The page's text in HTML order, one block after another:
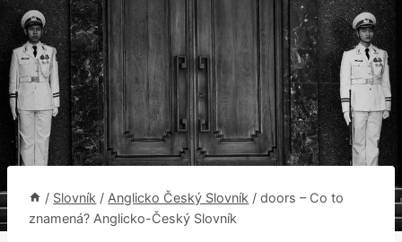
/ Slovník / Anglicko Český Slovník / doors – Co to
znamená? Anglicko-Český Slovník